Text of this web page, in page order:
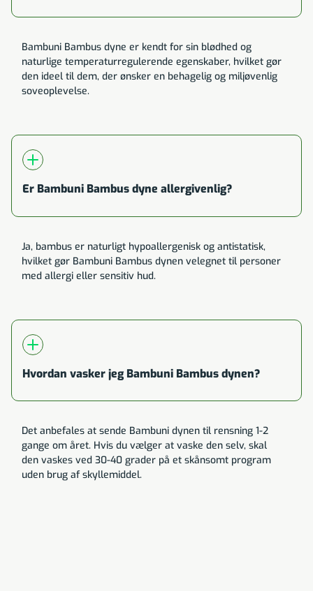
Bambuni Bambus dyne er kendt for sin blødhed og
naturlige temperaturregulerende egenskaber, hvilket gør
den ideel til dem, der ønsker en behagelig og miljøvenlig
soveoplevelse.
Er Bambuni Bambus dyne allergivenlig?
Ja, bambus er naturligt hypoallergenisk og antistatisk,
hvilket gør Bambuni Bambus dynen velegnet til personer
med allergi eller sensitiv hud.
Hvordan vasker jeg Bambuni Bambus dynen?
Det anbefales at sende Bambuni dynen til rensning 1-2
gange om året. Hvis du vælger at vaske den selv, skal
den vaskes ved 30-40 grader på et skånsomt program
uden brug af skyllemiddel.